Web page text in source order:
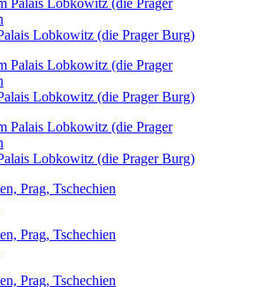
Lobkowitz (die Prager Burg)
Lobkowitz (die Prager Burg)
Lobkowitz (die Prager Burg)